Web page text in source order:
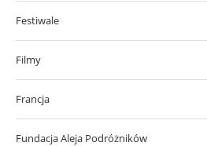
Festiwale
Filmy
Francja
Fundacja Aleja Podróżników